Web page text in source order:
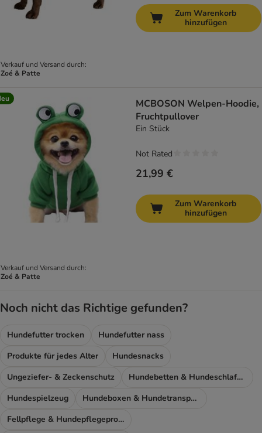
Verkauf und Versand durch:
Zoé & Patte
Zum Warenkorb
hinzufügen
Verkauf und Versand durch:
Zoé & Patte
MCBOSON Welpen-Hoodie,
Fruchtpullover
Ein Stück
21,99 €
Not Rated
Zum Warenkorb
hinzufügen
Noch nicht das Richtige gefunden?
Hundefutter trocken
Hundefutter nass
Produkte für jedes Alter
Hundesnacks
Ungeziefer- & Zeckenschutz
Hundebetten & Hundeschlafplatz
Hundespielzeug
Hundeboxen & Hundetransport
Fellpflege & Hundepflegeprodukte